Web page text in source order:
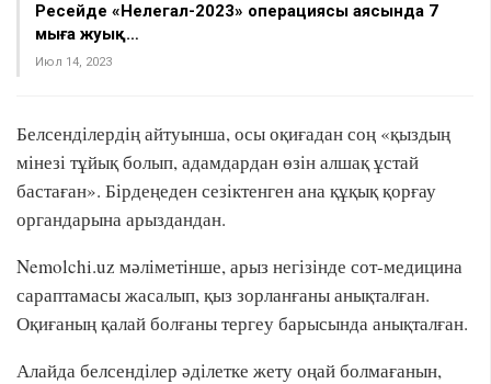
Ресейде «Нелегал-2023» операциясы аясында 7
мыңға жуық…
Июл 14, 2023
Белсенділердің айтуынша, осы оқиғадан соң «қыздың
мінезі тұйық болып, адамдардан өзін алшақ ұстай
бастаған». Бірдеңеден сезіктенген ана құқық қорғау
органдарына арыздандан.
Nemolchi.uz мәліметінше, арыз негізінде сот-медицина
сараптамасы жасалып, қыз зорланғаны анықталған.
Оқиғаның қалай болғаны тергеу барысында анықталған.
Алайда белсенділер әділетке жету оңай болмағанын,